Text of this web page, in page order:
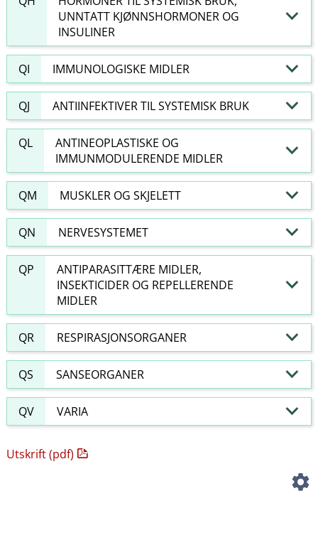
UNNTATT KJØNNSHORMONER OG
INSULINER
QI IMMUNOLOGISKE MIDLER
QJ ANTIINFEKTIVER TIL SYSTEMISK BRUK
QL
ANTINEOPLASTISKE OG
IMMUNMODULERENDE MIDLER
QM MUSKLER OG SKJELETT
QN NERVESYSTEMET
QP
ANTIPARASITTÆRE MIDLER,
INSEKTICIDER OG REPELLERENDE
MIDLER
QR RESPIRASJONSORGANER
QS SANSEORGANER
QV VARIA
Utskrift (pdf)